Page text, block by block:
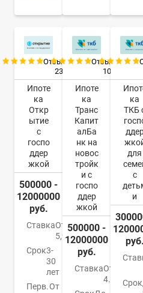
Отзывы:
23
Ипоте
ка
Откр
ытие
с
госпо
ддер
жкой
500000 -
12000000
руб.
СтавкаОт
5,99%
Срок3-
30
лет
Перв.От
Отзывы:
10
Ипоте
ка
Транс
Капит
алБа
нк на
новос
тройк
и с
госпо
ддер
жкой
500000 -
12000000
руб.
СтавкаОт
4.84%
ка
ТКБ
для
с
и
руб.
Срок